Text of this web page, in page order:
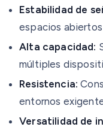
Estabilidad de
espacios
Alta capacidad:
múltiples
Resistencia:
entornos
Versatilidad de